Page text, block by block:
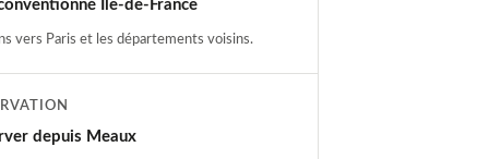
Île-de-France
vers Paris et les départements voisins.
depuis Meaux